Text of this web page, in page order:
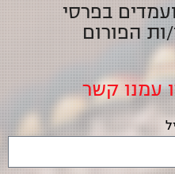
בפרסי
ות הפורום
עמנו קשר